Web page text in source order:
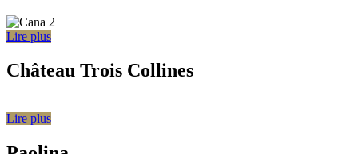
Lire plus
Château Trois Collines
Lire plus